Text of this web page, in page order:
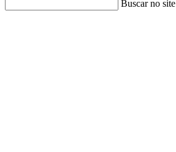
Buscar no site